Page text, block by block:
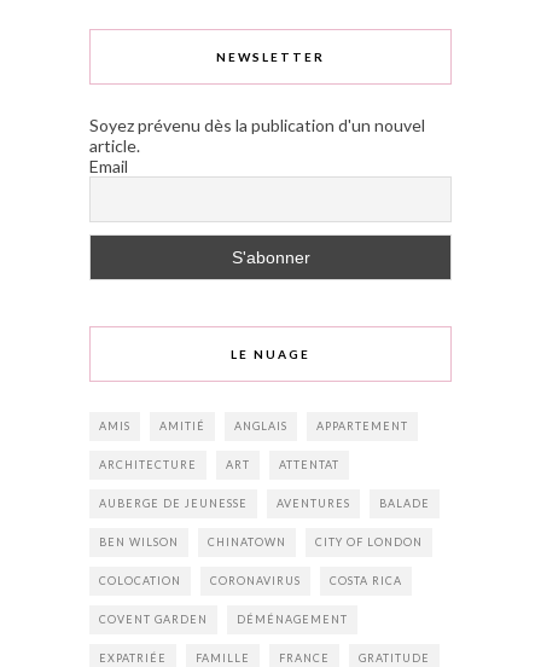
NEWSLETTER
Soyez prévenu dès la publication d'un nouvel
article.
Email
LE NUAGE
AMIS AMITIÉ ANGLAIS APPARTEMENT
ARCHITECTURE ART ATTENTAT
AUBERGE DE JEUNESSE AVENTURES BALADE
BEN WILSON CHINATOWN CITY OF LONDON
COLOCATION CORONAVIRUS COSTA RICA
COVENT GARDEN DÉMÉNAGEMENT
EXPATRIÉE FAMILLE FRANCE GRATITUDE